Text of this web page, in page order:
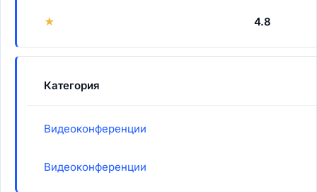
★ 4.8
Категория
Видеоконференции
Видеоконференции